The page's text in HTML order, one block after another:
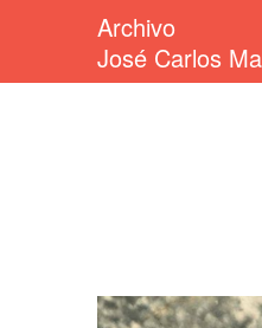
Archivo
José Carlos